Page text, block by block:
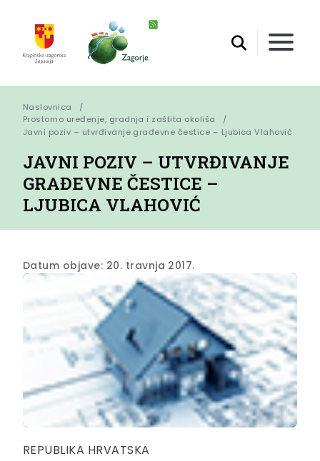
Naslovnica
Prostorno uređenje, gradnja i zaštita okoliša
Javni poziv – utvrđivanje građevne čestice – Ljubica Vlahović
JAVNI POZIV – UTVRĐIVANJE
GRAĐEVNE ČESTICE –
LJUBICA VLAHOVIĆ
Datum objave: 20. travnja 2017.
REPUBLIKA HRVATSKA